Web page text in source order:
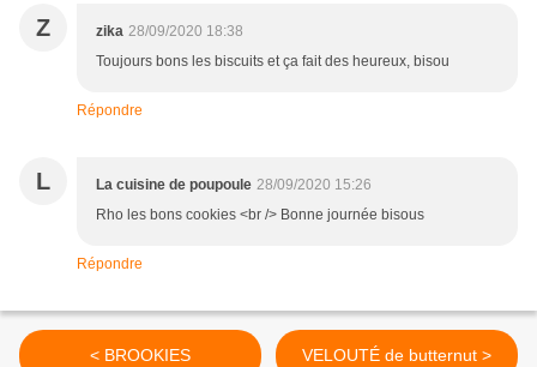
Z zika 28/09/2020 18:38
Toujours bons les biscuits et ça fait des heureux, bisou
Répondre
L La cuisine de poupoule 28/09/2020 15:26
Rho les bons cookies <br /> Bonne journée bisous
Répondre
< BROOKIES VELOUTÉ de butternut >